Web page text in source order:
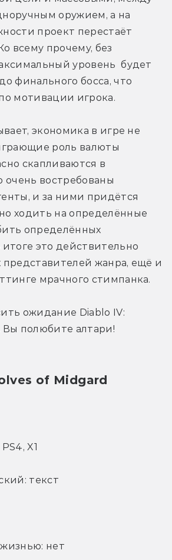
оружием, а на
проект перестаёт
всему прочему, без
уровень  будет
финального босса, что
мотивации игрока.
экономика в игре не
роль валюты
скапливаются в
очень востребованы
и за ними придётся
ходить на определённые
определённых
это действительно
жанра, ещё и
мрачного стимпанка.
ожидание Diablo IV:
полюбите алтари!
of Midgard
X1
текст
нет